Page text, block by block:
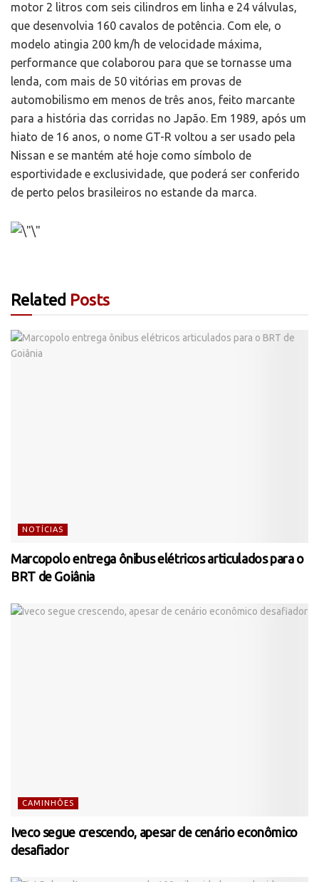
motor 2 litros com seis cilindros em linha e 24 válvulas,
que desenvolvia 160 cavalos de potência. Com ele, o
modelo atingia 200 km/h de velocidade máxima,
performance que colaborou para que se tornasse uma
lenda, com mais de 50 vitórias em provas de
automobilismo em menos de três anos, feito marcante
para a história das corridas no Japão. Em 1989, após um
hiato de 16 anos, o nome GT-R voltou a ser usado pela
Nissan e se mantém até hoje como símbolo de
esportividade e exclusividade, que poderá ser conferido
de perto pelos brasileiros no estande da marca.
Related Posts
NOTÍCIAS
Marcopolo entrega ônibus elétricos articulados para o
BRT de Goiânia
CAMINHÕES
Iveco segue crescendo, apesar de cenário econômico
desafiador